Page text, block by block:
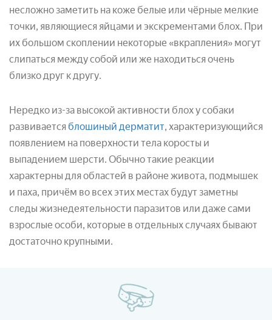
несложно заметить на коже белые или чёрные мелкие
точки, являющиеся яйцами и экскрементами блох. При
их большом скоплении некоторые «вкрапления» могут
слипаться между собой или же находиться очень
близко друг к другу.
Нередко из-за высокой активности блох у собаки
развивается блошиный дерматит, характеризующийся
появлением на поверхности тела коросты и
выпадением шерсти. Обычно такие реакции
характерны для областей в районе живота, подмышек
и паха, причём во всех этих местах будут заметны
следы жизнедеятельности паразитов или даже сами
взрослые особи, которые в отдельных случаях бывают
достаточно крупными.